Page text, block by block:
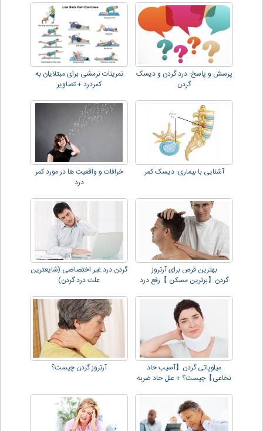
پرسش و پاسخ: درد گردن و دیسک
گردن
تمرینات نرمشی برای مبتلایان به
کمردرد + تصاویر
آشنایی با بیماری: دیسک کمر
خرافات و واقعیت ها در مورد کمر
درد
بهترین قرص برای آرتروز
گردن【برترین مسکن 】رفع درد
گردن درد غیر اختصاصی (شایعترین
علت درد گردن)
میلوپاتی گردن【آسیب حاد
نخاعی】چیست؟ + علل حاد ضربه
آرتروز گردن چیست؟